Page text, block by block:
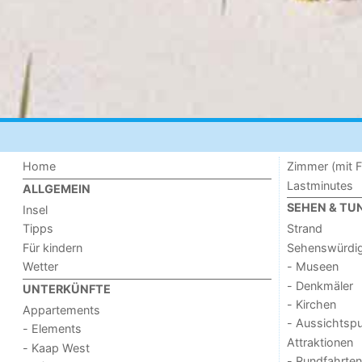
Home
ALLGEMEIN
Insel
Tipps
Für kindern
Wetter
UNTERKÜNFTE
Appartements
- Elements
- Kaap West
Zimmer (mit
Lastminutes
SEHEN &
Strand
- Museen
- Denkmäler
- Kirchen
-
Attraktionen